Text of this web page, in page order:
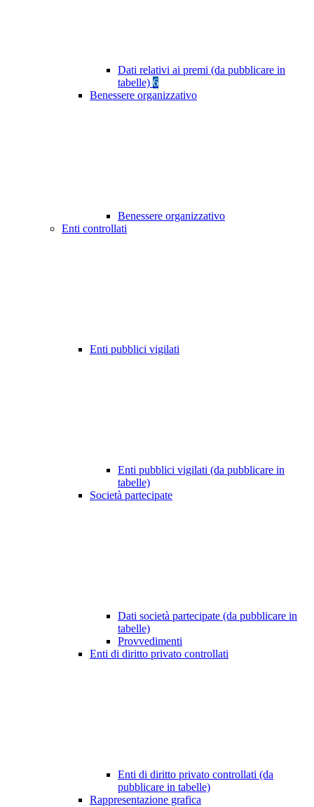
Dati relativi ai premi (da pubblicare in
tabelle) 6
Benessere organizzativo
Benessere organizzativo
Enti controllati
Enti pubblici vigilati
Enti pubblici vigilati (da pubblicare in
tabelle)
Società partecipate
Dati società partecipate (da pubblicare in
tabelle)
Provvedimenti
Enti di diritto privato controllati
Enti di diritto privato controllati (da
pubblicare in tabelle)
Rappresentazione grafica